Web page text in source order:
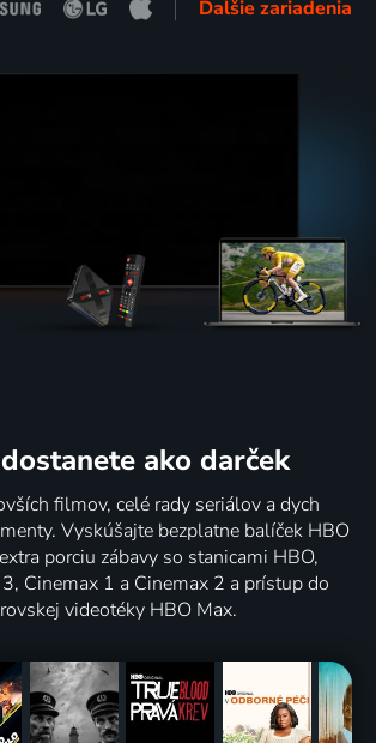
Ďalšie zariadenia
ako darček
filmov, celé rady seriálov a dych
Vyskúšajte bezplatne balíček HBO
porciu zábavy so stanicami HBO,
Cinemax 1 a Cinemax 2 a prístup do
videotéky HBO Max.